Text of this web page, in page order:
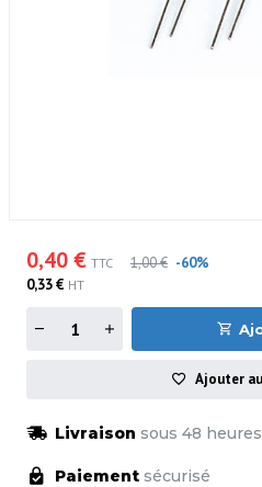
0,40 € TTC 1,00 € -60%
0,33 € HT
Ajouter
Livraison sous 48
Paiement sécurisé